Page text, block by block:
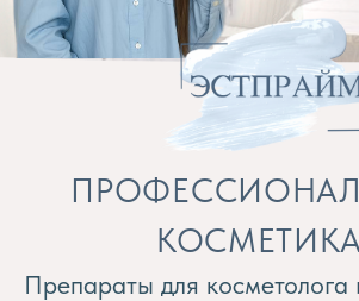
Препараты для косметолога и расходные
материалы
ПРОФЕССИОНАЛЬНАЯ
КОСМЕТИКА
Бренды
Профессиональная